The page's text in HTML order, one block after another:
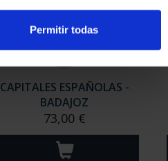
Permitir todas
CAPITALES ESPAÑOLAS -
BADAJOZ
73,00 €